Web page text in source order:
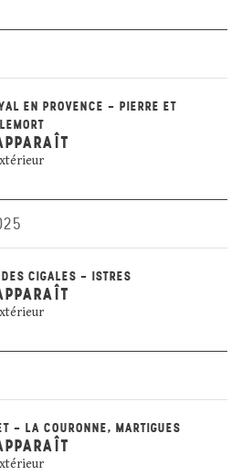
EN PROVENCE - PIERRE ET
CIGALES - ISTRES
- LA COURONNE, MARTIGUES